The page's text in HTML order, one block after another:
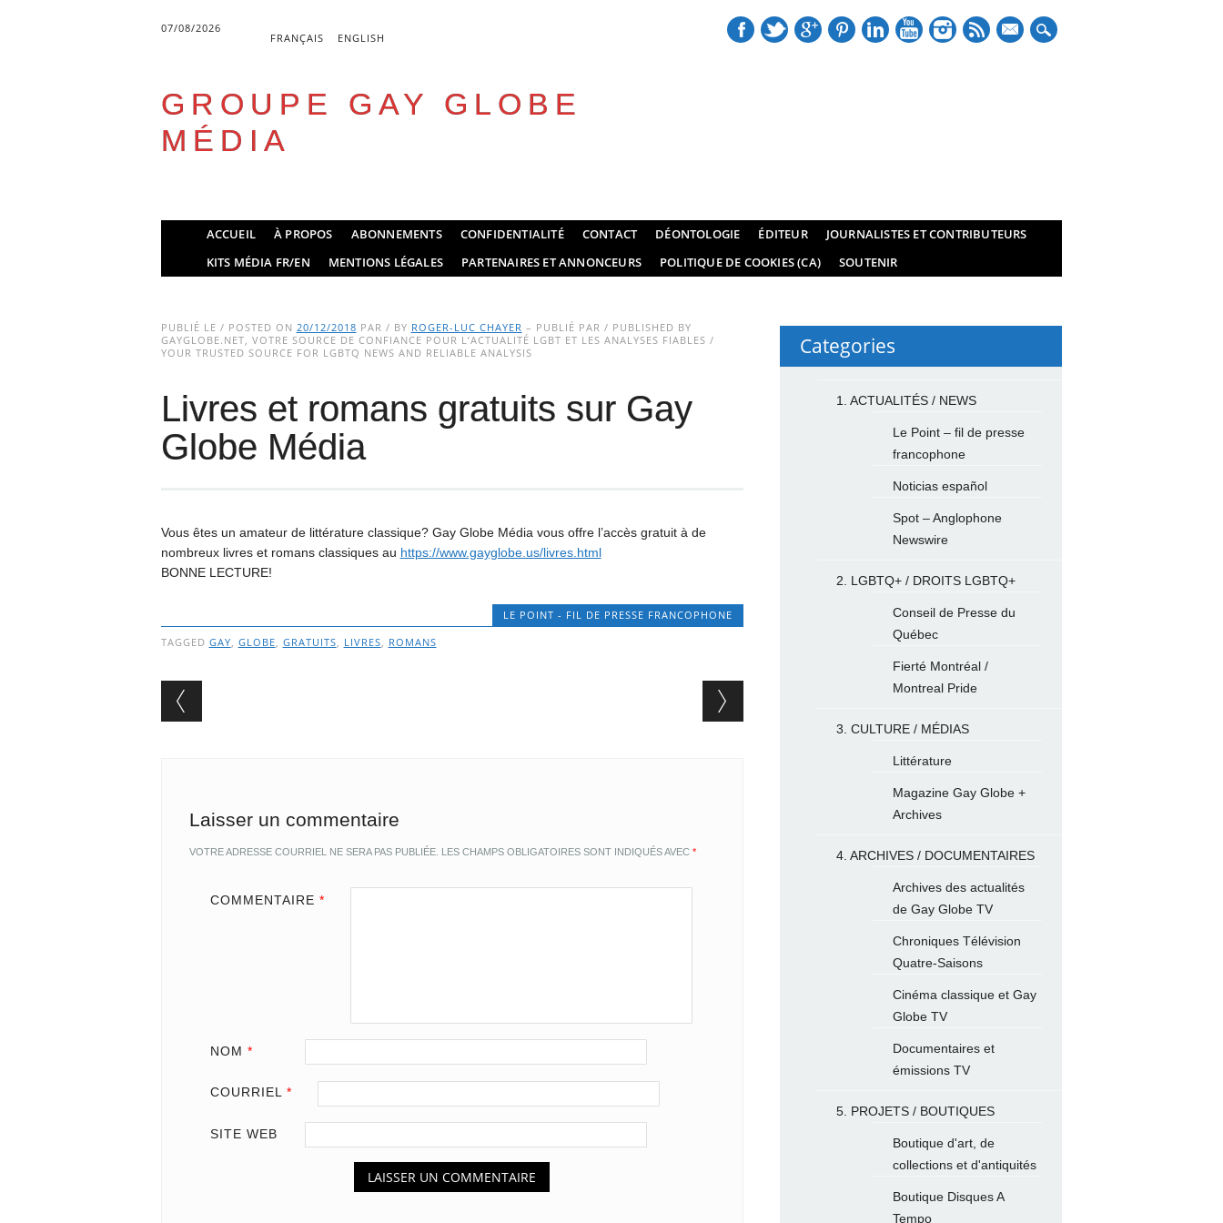
07/08/2026
FRANÇAIS ENGLISH
mail
GROUPE GAY GLOBE
MÉDIA
Main menu
ACCUEIL À PROPOS ABONNEMENTS CONFIDENTIALITÉ CONTACT DÉONTOLOGIE ÉDITEUR
JOURNALISTES ET CONTRIBUTEURS
KITS MÉDIA FR/EN
MENTIONS LÉGALES PARTENAIRES ET ANNONCEURS POLITIQUE DE COOKIES (CA) SOUTENIR
PUBLIÉ LE / POSTED ON 20/12/2018 PAR / BY ROGER-LUC CHAYER – PUBLIÉ PAR / PUBLISHED BY
GAYGLOBE.NET, VOTRE SOURCE DE CONFIANCE POUR L’ACTUALITÉ LGBT ET LES ANALYSES FIABLES /
YOUR TRUSTED SOURCE FOR LGBTQ NEWS AND RELIABLE ANALYSIS
Livres et romans gratuits sur Gay
Globe Média
Vous êtes un amateur de littérature classique? Gay Globe Média vous offre l’accès gratuit à de
nombreux livres et romans classiques au https://www.gayglobe.us/livres.html
BONNE LECTURE!
LE POINT - FIL DE PRESSE FRANCOPHONE
TAGGED GAY, GLOBE, GRATUITS, LIVRES, ROMANS
Post navigation
Laisser un commentaire
VOTRE ADRESSE COURRIEL NE SERA PAS PUBLIÉE. LES CHAMPS OBLIGATOIRES SONT INDIQUÉS AVEC *
COMMENTAIRE *
NOM *
COURRIEL *
SITE WEB
Categories
1. ACTUALITÉS / NEWS
Le Point – fil de presse
francophone
Noticias español
Spot – Anglophone
Newswire
2. LGBTQ+ / DROITS LGBTQ+
Conseil de Presse du
Québec
Fierté Montréal /
Montreal Pride
3. CULTURE / MÉDIAS
Littérature
Magazine Gay Globe +
Archives
4. ARCHIVES / DOCUMENTAIRES
Archives des actualités
de Gay Globe TV
Chroniques Télévision
Quatre-Saisons
Cinéma classique et Gay
Globe TV
Documentaires et
émissions TV
5. PROJETS / BOUTIQUES
Boutique d'art, de
collections et d'antiquités
Boutique Disques A
Tempo